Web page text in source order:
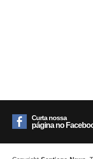
Curta nossa
página no